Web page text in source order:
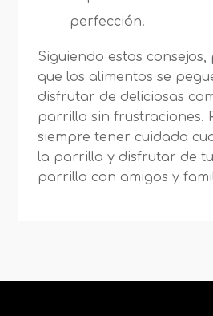
perfección.
Siguiendo estos
que los alimentos se
disfrutar de deliciosas
parrilla sin frustraciones.
siempre tener cuidado
la parrilla y disfrutar de
parrilla con amigos y